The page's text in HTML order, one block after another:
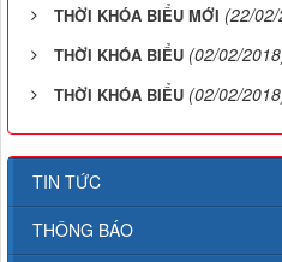
THỜI KHÓA BIỂU MỚI (22/
THỜI KHÓA BIỂU (02/02/
THỜI KHÓA BIỂU (02/02/
TIN TỨC
THÔNG BÁO